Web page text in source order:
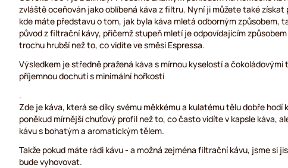
zvláště oceňován jako oblíbená káva z filtru. Nyní ji můžete také získat
kde máte představu o tom, jak byla káva mletá odborným způsobem,
původ z filtrační kávy, přičemž stupeň mletí je odpovídajícím
trochu hrubší než to, co vidíte ve směsi Espressa.
Výsledkem je středně pražená káva s mírnou kyselostí a čokoládovými
příjemnou dochutí s minimální hořkostí
.
Zde je káva, která se díky svému měkkému a kulatému tělu dobře hodí
poněkud mírnější chuťový profil než to, co často vidíte v kapsle káva,
kávu s bohatým a aromatickým tělem.
Takže pokud máte rádi kávu - a možná zejména filtrační kávu, jsme si
bude vyhovovat.